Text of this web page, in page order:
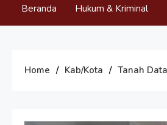
Beranda Hukum & Kriminal
Home Kab/Kota Tanah